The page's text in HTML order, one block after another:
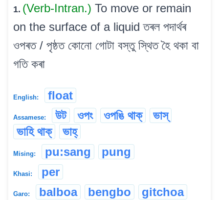
1. (Verb-Intran.) To move or remain
on the surface of a liquid তৰল পদাৰ্থৰ
ওপৰত / পৃষ্ঠত কোনো গোটা বস্তু স্থিত হৈ থকা বা
গতি কৰা
English: float
Assamese: উট ওপং ওপঙি থাক্
ভাস্
ভাহি থাক্
ভাহ্
Mising: pu:sang pung
Khasi: per
Garo: balboa bengbo gitchoa